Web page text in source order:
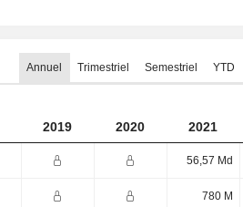
Annuel Trimestriel Semestriel YTD
2019 2020 2021
56,57 Md
780 M